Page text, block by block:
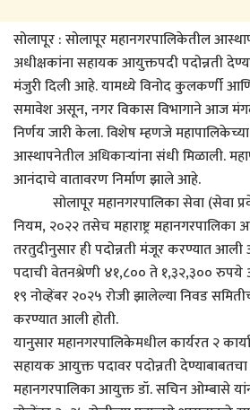
सोलापूर : सोलापूर महानगरपालिकेतील
अधीक्षकांना सहायक आयुक्तपदी पदोन्नती
मंजुरी दिली आहे. यामध्ये विनोद कुलकर्णी
समावेश असून, नगर विकास विभागाने आज
निर्णय जारी केला. विशेष म्हणजे
आस्थापनेतील अधिकाऱ्यांना संधी मिळाली.
आनंदाचे वातावरण निर्माण झाले आहे.
सोलापूर महानगरपालिका सेवा (सेवा
नियम, २०२२ तसेच महाराष्ट्र
तरतुदीनुसार ही पदोन्नती मंजूर करण्यात
पदाची वेतनश्रेणी ४१,८०० ते १,३२,३०० रुपये
१९ नोव्हेंबर २०२५ रोजी झालेल्या निवड
करण्यात आली होती.
यानुसार महानगरपालिकेमधील कार्यरत २
सहायक आयुक्त पदावर पदोन्नती देण्याबाबतचा
महानगरपालिका आयुक्त डॉ. सचिन ओम्बासे